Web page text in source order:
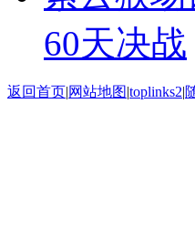
60天决战
返回首页|网站地图|toplinks2|